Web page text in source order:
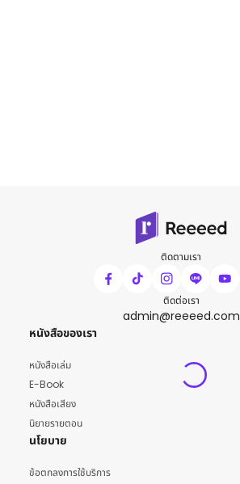
ติดตามเรา
ติดต่อเรา
admin@reeeed.com
หนังสือของเรา
หนังสือเล่ม
E-Book
หนังสือเสียง
นิยายรายตอน
นโยบาย
ข้อตกลงการใช้บริการ